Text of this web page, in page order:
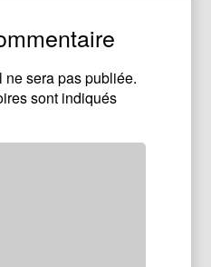
ne sera pas publiée.
sont indiqués